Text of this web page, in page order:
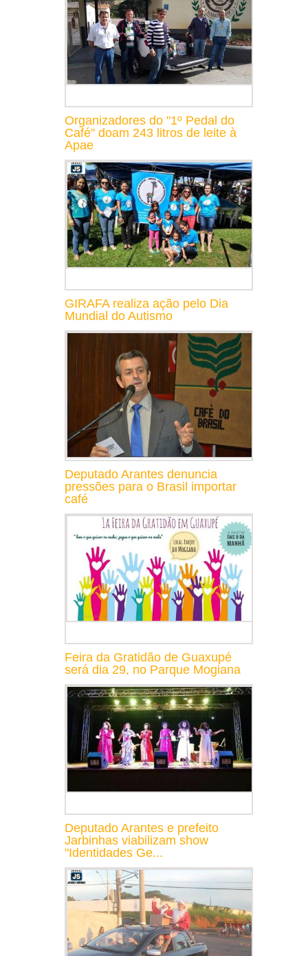
Organizadores do "1º Pedal do
Café" doam 243 litros de leite à
Apae
GIRAFA realiza ação pelo Dia
Mundial do Autismo
Deputado Arantes denuncia
pressões para o Brasil importar
café
Feira da Gratidão de Guaxupé
será dia 29, no Parque Mogiana
Deputado Arantes e prefeito
Jarbinhas viabilizam show
"Identidades Ge...